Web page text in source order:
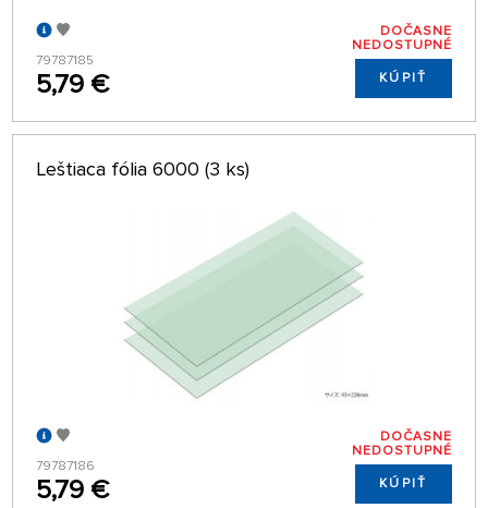
79787185
5,79 €
DOČASNE
NEDOSTUPNÉ
KÚPIŤ
Leštiaca fólia 6000 (3 ks)
79787186
5,79 €
DOČASNE
NEDOSTUPNÉ
KÚPIŤ